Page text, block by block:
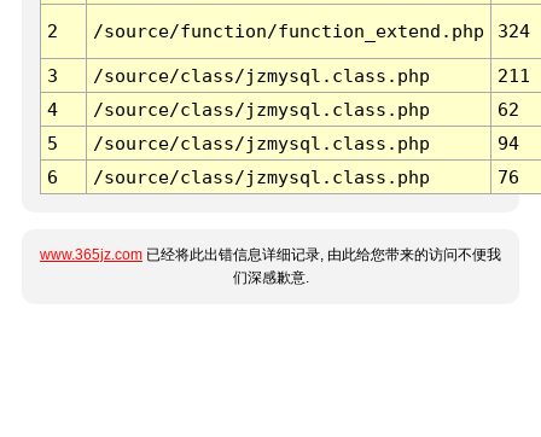
2 /source/function/function_extend.php 324
3 /source/class/jzmysql.class.php
211
4
/source/class/jzmysql.class.php
62
5
/source/class/jzmysql.class.php
94
6
/source/class/jzmysql.class.php 76
www.365jz.com 已经将此出错信息详细记录, 由此给您带来的访问不便我
们深感歉意.